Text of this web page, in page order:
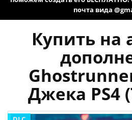
почта вида
Купить на
Джека PS4